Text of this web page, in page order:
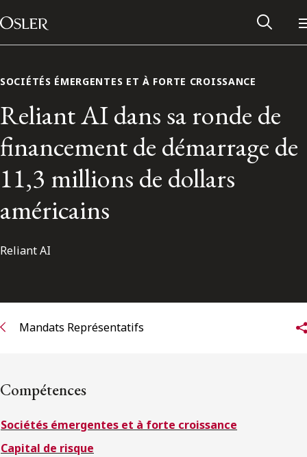
Passer au contenu
Main Navigation
Réseau des anciens d’Osler
S’abonner
SOCIÉTÉS ÉMERGENTES ET À FORTE CROISSANCE
Reliant AI dans sa ronde de
financement de démarrage de
11,3 millions de dollars
américains
Reliant AI
Mandats Représentatifs
Compétences
Sociétés émergentes et à forte croissance
Capital de risque